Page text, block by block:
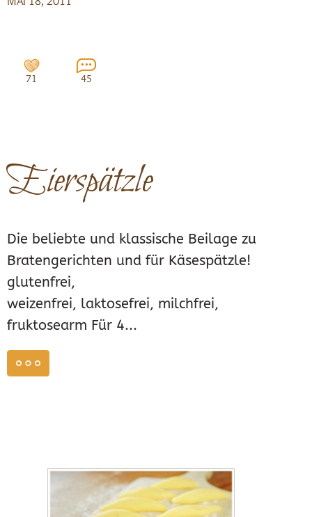
71 45
Eierspätzle
Die beliebte und klassische Beilage zu
Bratengerichten und für Käsespätzle!
glutenfrei,
weizenfrei, laktosefrei, milchfrei,
fruktosearm Für 4...